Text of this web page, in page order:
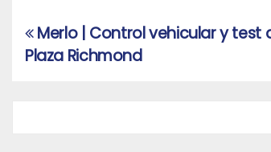
Navegación
de
Merlo | Control vehicular y test
Plaza Richmond